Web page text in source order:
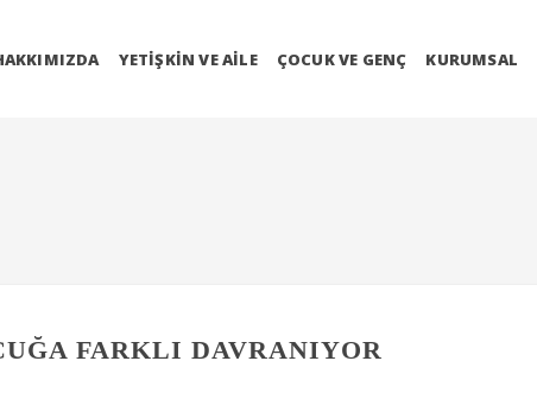
YETIŞKIN VE AILE ÇOCUK VE GENÇ KURUMSAL
FARKLI DAVRANIYOR